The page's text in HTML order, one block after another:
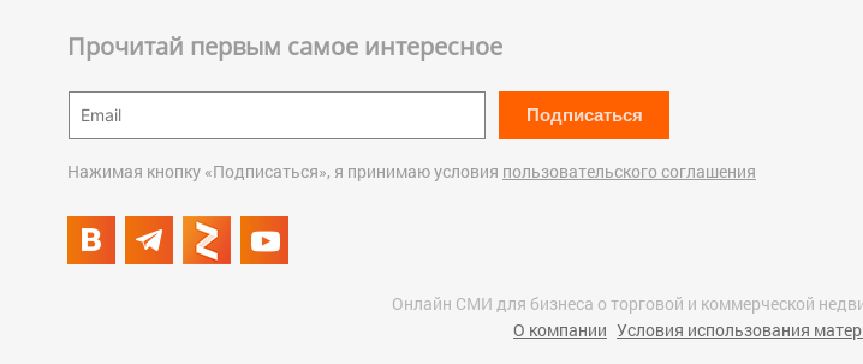
Прочитай первым самое интересное
Подписаться
Нажимая кнопку «Подписаться», я принимаю условия пользовательского соглашения
Онлайн СМИ для бизнеса о торговой и коммерческой
О компании Условия использования